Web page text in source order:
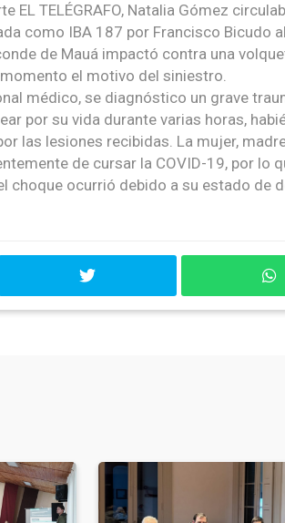
EL TELÉGRAFO, Natalia Gómez
como IBA 187 por Francisco Bicudo
de Mauá impactó contra una
el motivo del siniestro.
médico, se diagnóstico un grave
por su vida durante varias horas,
las lesiones recibidas. La mujer,
de cursar la COVID-19, por lo
choque ocurrió debido a su estado de